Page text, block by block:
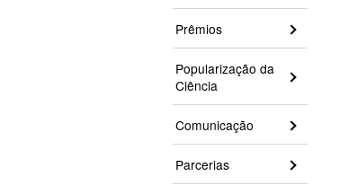
Prêmios
Popularização da
Ciência
Comunicação
Parcerias